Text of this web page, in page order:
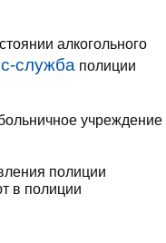
алкогольного
служба полиции
учреждение
полиции
в полиции